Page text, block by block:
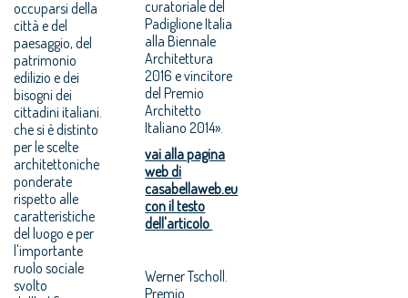
occuparsi della
città e del
paesaggio, del
patrimonio
edilizio e dei
bisogni dei
cittadini italiani.
che si è distinto
per le scelte
architettoniche
ponderate
rispetto alle
caratteristiche
del luogo e per
l'importante
ruolo sociale
svolto
curatoriale del
Padiglione Italia
alla Biennale
Architettura
2016 e vincitore
del Premio
Architetto
Italiano 2014».
vai alla pagina
web di
casabellaweb.eu
con il testo
dell'articolo
Werner Tscholl.
Premio